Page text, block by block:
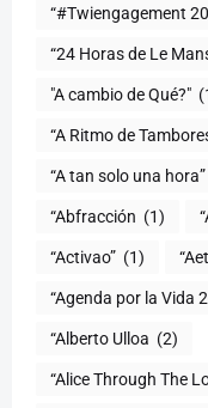
“#Twiengagement
“24 Horas de Le
“A Ritmo de
“A tan solo una hora”
“Abfracción (1)
“Activao” (1)
“Agenda por la Vida
“Alberto Ulloa (2)
“Alice Through The